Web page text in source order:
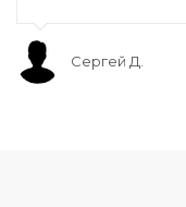
Сергей Д.